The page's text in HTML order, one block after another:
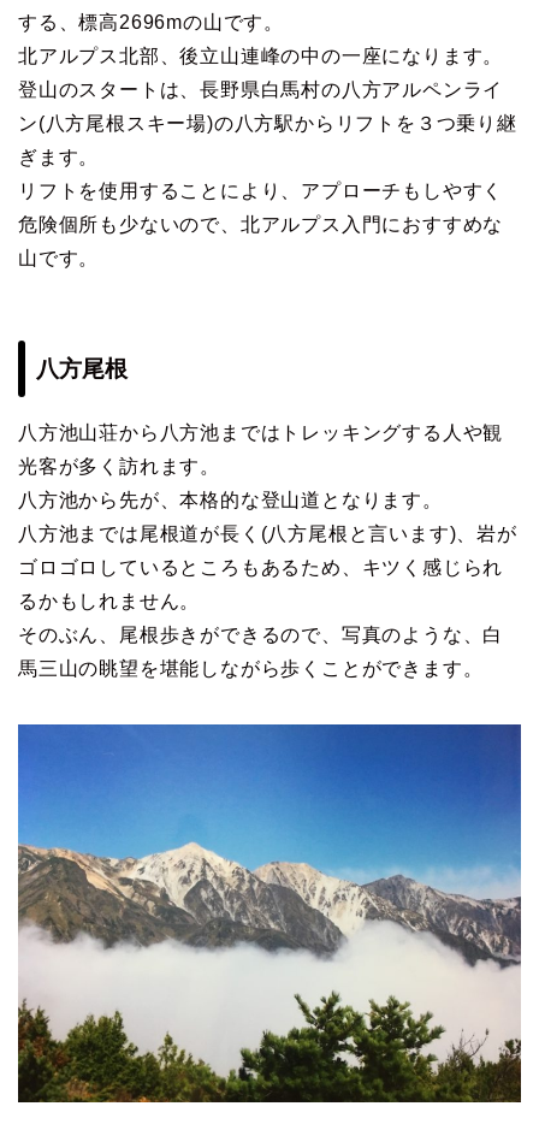
する、標高2696mの山です。
北アルプス北部、後立山連峰の中の一座になります。
登山のスタートは、長野県白馬村の八方アルペンライ
ン(八方尾根スキー場)の八方駅からリフトを３つ乗り継
ぎます。
リフトを使用することにより、アプローチもしやすく
危険個所も少ないので、北アルプス入門におすすめな
山です。
八方尾根
八方池山荘から八方池まではトレッキングする人や観
光客が多く訪れます。
八方池から先が、本格的な登山道となります。
八方池までは尾根道が長く(八方尾根と言います)、岩が
ゴロゴロしているところもあるため、キツく感じられ
るかもしれません。
そのぶん、尾根歩きができるので、写真のような、白
馬三山の眺望を堪能しながら歩くことができます。